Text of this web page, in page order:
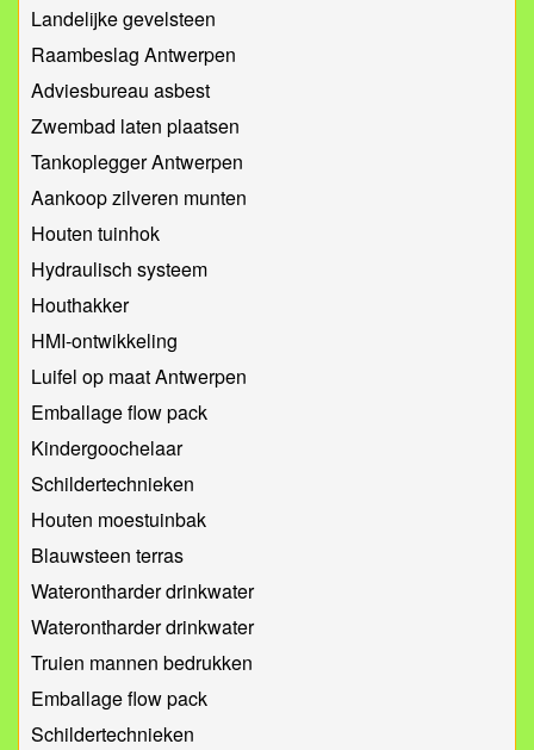
Landelijke gevelsteen
Raambeslag Antwerpen
Adviesbureau asbest
Zwembad laten plaatsen
Tankoplegger Antwerpen
Aankoop zilveren munten
Houten tuinhok
Hydraulisch systeem
Houthakker
HMI-ontwikkeling
Luifel op maat Antwerpen
Emballage flow pack
Kindergoochelaar
Schildertechnieken
Houten moestuinbak
Blauwsteen terras
Waterontharder drinkwater
Waterontharder drinkwater
Truien mannen bedrukken
Emballage flow pack
Schildertechnieken